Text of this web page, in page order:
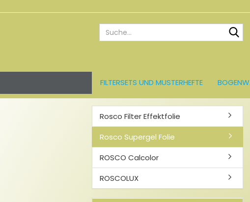
FILTERSETS UND MUSTERHEFTE
ROSCO FARBFOLIEN LEE FARBFOLIEN
Rosco Filter Effektfolie
Rosco Supergel Folie
ROSCO Calcolor
ROSCOLUX